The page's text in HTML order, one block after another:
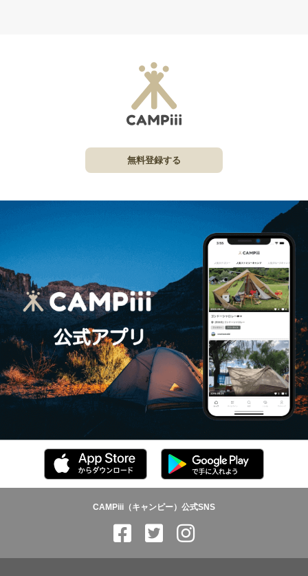
無料登録する
CAMPiii（キャンピー）公式SNS